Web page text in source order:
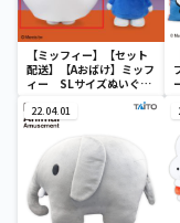
【ミッフィー】【セット
配送】【Aおばけ】ミッフ
ィー SLサイズぬいぐる
22.04.01